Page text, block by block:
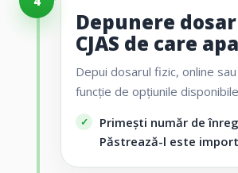
Depunere
CJAS de care
Depui dosarul fizic, online
funcție de opțiunile
Primești număr de
Păstrează-l este